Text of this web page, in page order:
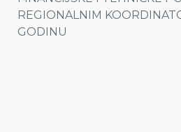
REGIONALNIM
GODINU